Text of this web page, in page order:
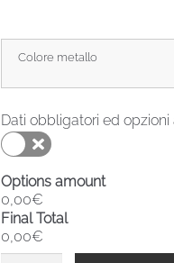
Colore metallo
Dati obbligatori ed
Options amount
0,00€
Final Total
0,00€